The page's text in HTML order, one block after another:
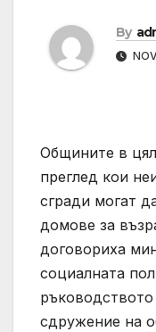
By
Общините в
преглед кои
сгради могат
домове за
договориха
социалната
сдружение на